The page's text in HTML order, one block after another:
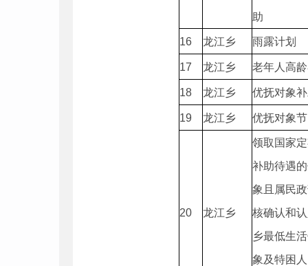
助
16 龙江乡 雨露计划
17 龙江乡 老年人高
18 龙江乡 优抚对象
19 龙江乡 优抚对象
20 龙江乡
领取国家
补助待遇
象且属民
核确认和
乡最低生
象及特困